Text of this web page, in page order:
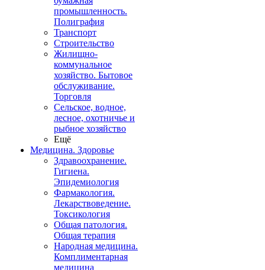
промышленность.
Полиграфия
Транспорт
Строительство
Жилищно-
коммунальное
хозяйство. Бытовое
обслуживание.
Торговля
Сельское, водное,
лесное, охотничье и
рыбное хозяйство
Ещё
Медицина. Здоровье
Здравоохранение.
Гигиена.
Эпидемиология
Фармакология.
Лекарствоведение.
Токсикология
Общая патология.
Общая терапия
Народная медицина.
Комплиментарная
медицина